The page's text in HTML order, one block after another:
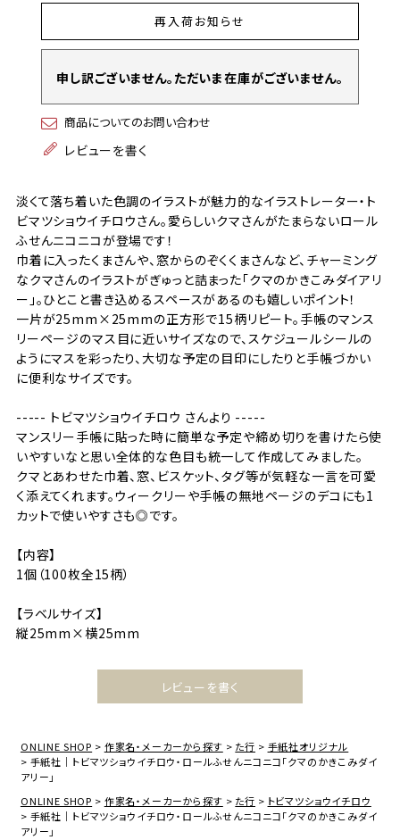
再入荷お知らせ
申し訳ございません。ただいま在庫がございません。
商品についてのお問い合わせ
レビューを書く
淡くて落ち着いた色調のイラストが魅力的なイラストレーター・ト
ビマツショウイチロウさん。愛らしいクマさんがたまらないロール
ふせんニコニコが登場です！
巾着に入ったくまさんや、窓からのぞくくまさんなど、チャーミング
なクマさんのイラストがぎゅっと詰まった「クマのかきこみダイアリ
ー」。ひとこと書き込めるスペースがあるのも嬉しいポイント！
一片が25mm×25mmの正方形で15柄リピート。手帳のマンス
リーページのマス目に近いサイズなので、スケジュールシールの
ようにマスを彩ったり、大切な予定の目印にしたりと手帳づかい
に便利なサイズです。
----- トビマツショウイチロウ さんより -----
マンスリー手帳に貼った時に簡単な予定や締め切りを書けたら使
いやすいなと思い全体的な色目も統一して作成してみました。
クマとあわせた巾着、窓、ビスケット、タグ等が気軽な一言を可愛
く添えてくれます。ウィークリーや手帳の無地ページのデコにも1
カットで使いやすさも◎です。
【内容】
1個（100枚全15柄）
【ラベルサイズ】
縦25mm×横25mm
レビューを書く
ONLINE SHOP 作家名・メーカーから探す た行
手紙社オリジナル
手紙社｜トビマツショウイチロウ・ロールふせんニコニコ「クマのかきこみダイ
アリー」
ONLINE SHOP
作家名・メーカーから探す た行
トビマツショウイチロウ
手紙社｜トビマツショウイチロウ・ロールふせんニコニコ「クマのかきこみダイ
アリー」